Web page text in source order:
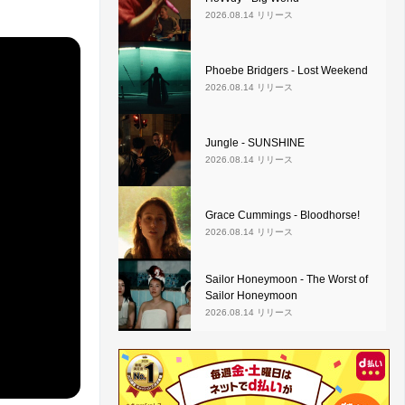
2026.08.14 リリース
Phoebe Bridgers - Lost Weekend
2026.08.14 リリース
Jungle - SUNSHINE
2026.08.14 リリース
Grace Cummings - Bloodhorse!
2026.08.14 リリース
Sailor Honeymoon - The Worst of
Sailor Honeymoon
2026.08.14 リリース